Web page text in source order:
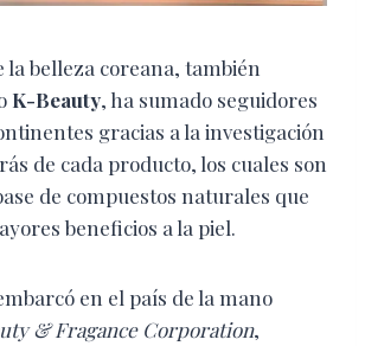
la belleza coreana, también
K-Beauty, ha sumado seguidores
gracias a la investigación
de cada producto, los cuales son
de compuestos naturales que
beneficios a la piel.
en el país de la mano
& Fragance Corporation,